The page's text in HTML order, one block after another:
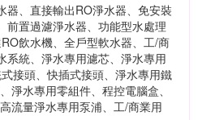
器、直接輸出RO淨水器、免安裝
前置過濾淨水器、功能型水處理
飲水機、全戶型軟水器、工/商
系統、淨水專用濾芯、淨水專用
接頭、快插式接頭、淨水專用鐵
淨水專用零組件、程控電腦盒、
流量淨水專用泵浦、工/商業用